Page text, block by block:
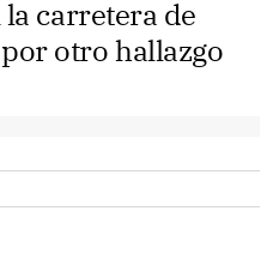
carretera de
otro hallazgo